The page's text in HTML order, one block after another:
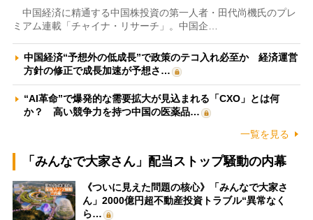
中国経済に精通する中国株投資の第一人者・田代尚機氏のプレ
ミアム連載「チャイナ・リサーチ」。中国企…
中国経済“予想外の低成長”で政策のテコ入れ必至か 経済運営
方針の修正で成長加速が予想さ…
“AI革命”で爆発的な需要拡大が見込まれる「CXO」とは何
か？ 高い競争力を持つ中国の医薬品…
一覧を見る
「みんなで大家さん」配当ストップ騒動の内幕
《ついに見えた問題の核心》「みんなで大家さ
ん」2000億円超不動産投資トラブル“異常なく
ら…